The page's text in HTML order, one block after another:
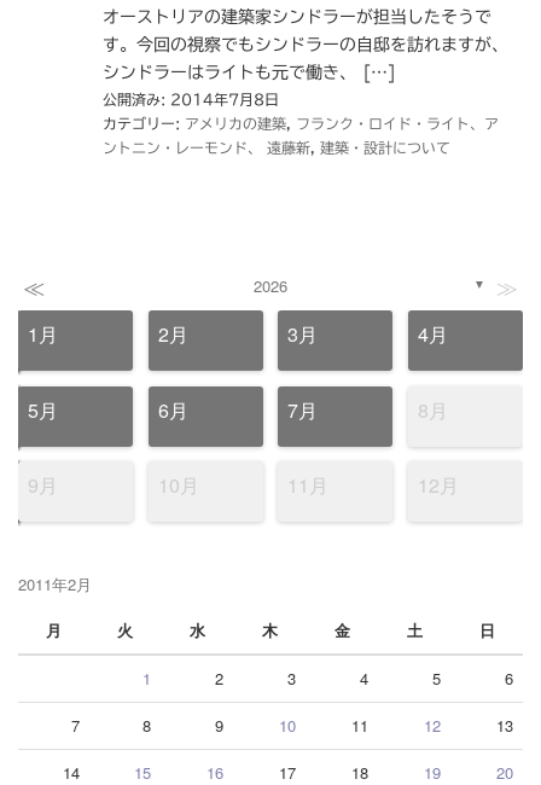
オーストリアの建築家シンドラーが担当したそうで
す。今回の視察でもシンドラーの自邸を訪れますが、
シンドラーはライトも元で働き、 […]
公開済み: 2014年7月8日
カテゴリー: アメリカの建築
フランク・ロイド・ライト、ア
ントニン・レーモンド、 遠藤新
建築・設計について
≪ 2026 ▼ ≫
1月 2月 3月 4月
5月 6月 7月 8月
9月 10月 11月 12月
2011年2月
月
火 水 木 金 土 日
1 2 3 4 5 6
7 8 9 10 11 12 13
14 15 16 17 18 19 20